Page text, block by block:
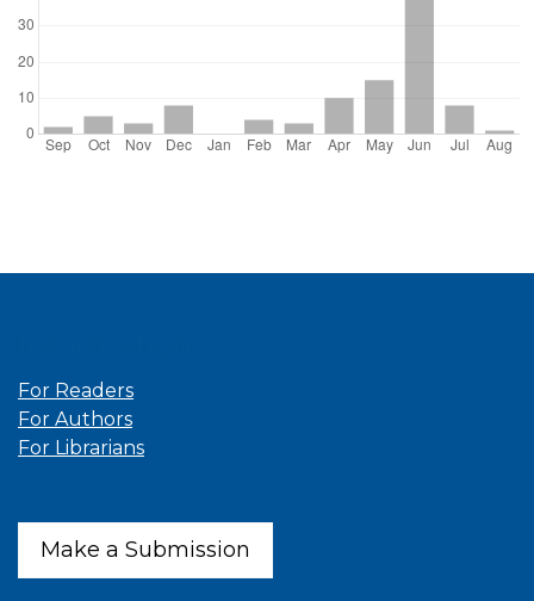
For Readers
For Authors
For Librarians
Make a Submission